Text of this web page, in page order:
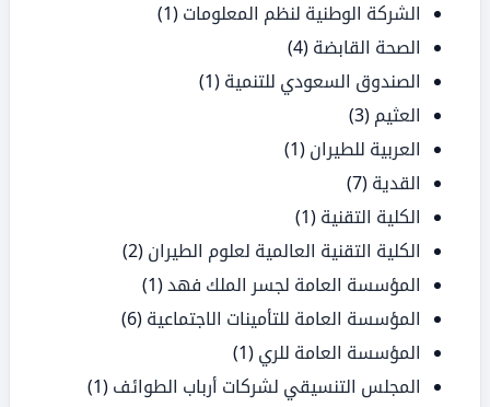
الشركة الوطنية لنظم المعلومات (1)
الصحة القابضة (4)
الصندوق السعودي للتنمية (1)
العثيم (3)
العربية للطيران (1)
القدية (7)
الكلية التقنية (1)
الكلية التقنية العالمية لعلوم الطيران (2)
المؤسسة العامة لجسر الملك فهد(1)
المؤسسة العامة للتأمينات الاجتماعية (6)
المؤسسة العامة للري (1)
المجلس التنسيقي لشركات أرباب الطوائف (1)